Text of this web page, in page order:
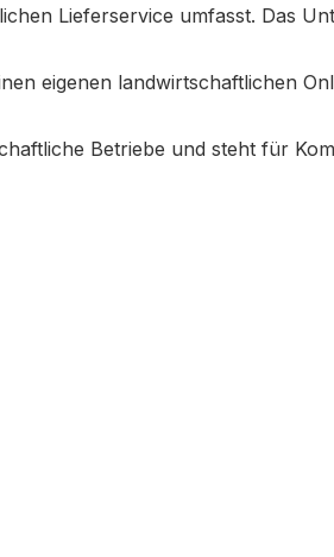
Lieferservice umfasst. Das
eigenen landwirtschaftlichen
Betriebe und steht für